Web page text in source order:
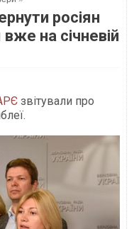
росіян
на січневій
звітували про